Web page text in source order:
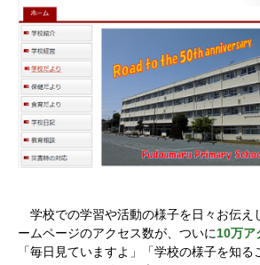
学校での学習や活動の様子を日々お伝え
ームページのアクセス数が、ついに10万ア
「毎日見ていますよ」「学校の様子を知